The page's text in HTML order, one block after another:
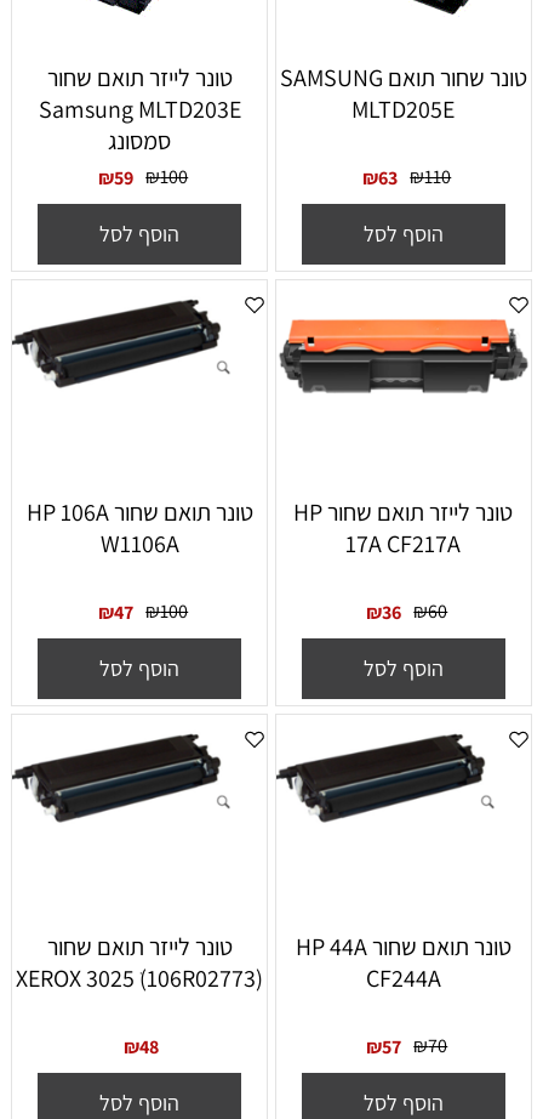
טונר שחור תואם SAMSUNG
MLTD205E
₪110
₪63
הוסף לסל
‏טונר לייזר תואם שחור
Samsung MLTD203E
סמסונג
₪100
₪59
הוסף לסל
‏טונר ‏לייזר תואם שחור HP
17A CF217A
₪60
₪36
הוסף לסל
‏טונר תואם שחור HP 106A
W1106A
₪100
₪47
הוסף לסל
‏טונר תואם שחור HP 44A
CF244A
₪70
₪57
הוסף לסל
טונר לייזר תואם שחור
(XEROX 3025 ׁ(106R02773
₪48
הוסף לסל